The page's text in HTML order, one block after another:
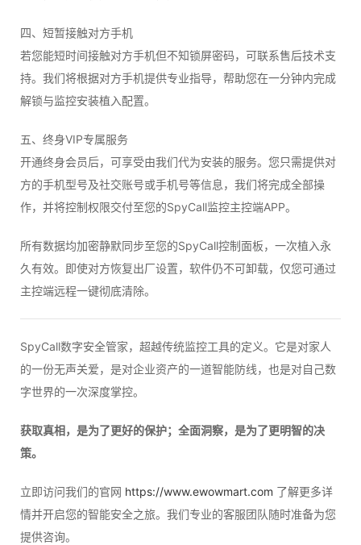
四、短暂接触对方手机
若您能短时间接触对方手机但不知锁屏密码，可联系售后技术支
持。我们将根据对方手机提供专业指导，帮助您在一分钟内完成
解锁与监控安装植入配置。
五、终身VIP专属服务
开通终身会员后，可享受由我们代为安装的服务。您只需提供对
方的手机型号及社交账号或手机号等信息，我们将完成全部操
作，并将控制权限交付至您的SpyCall监控主控端APP。
所有数据均加密静默同步至您的SpyCall控制面板，一次植入永
久有效。即使对方恢复出厂设置，软件仍不可卸载，仅您可通过
主控端远程一键彻底清除。
SpyCall数字安全管家，超越传统监控工具的定义。它是对家人
的一份无声关爱，是对企业资产的一道智能防线，也是对自己数
字世界的一次深度掌控。
获取真相，是为了更好的保护；全面洞察，是为了更明智的决
策。
立即访问我们的官网 https://www.ewowmart.com 了解更多详
情并开启您的智能安全之旅。我们专业的客服团队随时准备为您
提供咨询。